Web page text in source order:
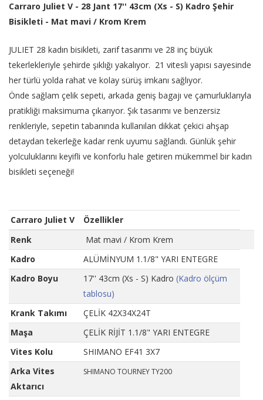
Carraro Juliet V - 28 Jant 17'' 43cm (Xs - S) Kadro Şehir
Bisikleti - Mat mavi / Krom Krem
JULIET 28 kadın bisikleti, zarif tasarımı ve 28 inç büyük
tekerlekleriyle şehirde şıklığı yakalıyor. 21 vitesli yapısı sayesinde
her türlü yolda rahat ve kolay sürüş imkanı sağlıyor.
Önde sağlam çelik sepeti, arkada geniş bagajı ve çamurluklarıyla
pratikliği maksimuma çıkarıyor. Şık tasarımı ve benzersiz
renkleriyle, sepetin tabanında kullanılan dikkat çekici ahşap
detaydan tekerleğe kadar renk uyumu sağlandı. Günlük şehir
yolculuklarını keyifli ve konforlu hale getiren mükemmel bir kadın
bisikleti seçeneği!
Carraro Juliet V
Özellikler
Renk
Mat mavi / Krom Krem
Kadro
ALÜMİNYUM 1.1/8" YARI ENTEGRE
Kadro Boyu
17'' 43cm (Xs - S) Kadro (Kadro ölçüm
tablosu)
Krank Takımı
ÇELİK 42X34X24T
Maşa
ÇELİK RİJİT 1.1/8" YARI ENTEGRE
Vites Kolu
SHIMANO EF41 3X7
Arka Vites
Aktarıcı
SHIMANO TOURNEY TY200